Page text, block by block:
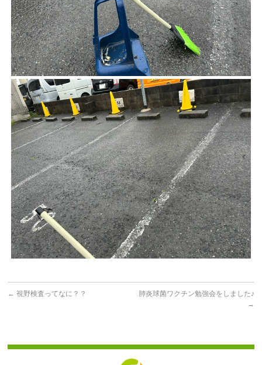
← 視野検査ってなに？？
肺炎球菌ワクチン勉強会をしました♪
→